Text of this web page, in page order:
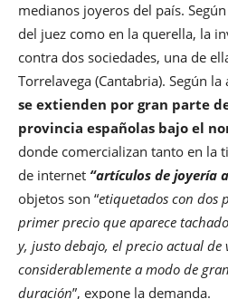
medianos joyeros del país.
del juez como en la querella, la
contra dos sociedades, una de
Torrelavega (Cantabria). Según la
se extienden por gran parte
provincia españolas bajo el
donde comercializan tanto en la
de internet “artículos de joyería
objetos son “etiquetados con dos
primer precio que aparece
y, justo debajo, el precio actual
considerablemente a modo de
duración”, expone la demanda.